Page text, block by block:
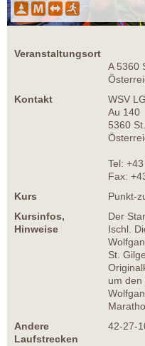
Veranstaltungsort
A 5360
Kontakt
WSV
Au 140
5360
Tel:
Fax:
Kurs
Punkt-
Kursinfos,
Hinweise
Der
Ischl.
St.
um den
Andere
Laufstrecken
42-27-